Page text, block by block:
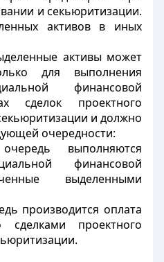
и секьюритизации.
активов в иных
активы может
для выполнения
финансовой
сделок проектного
и должно
очередности:
выполняются
финансовой
выделенными
производится оплата
сделками проектного